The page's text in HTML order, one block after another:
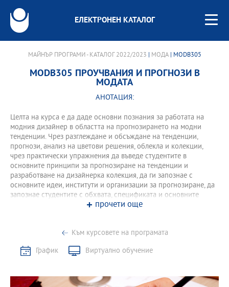
ЕЛЕКТРОНЕН КАТАЛОГ
МАЙНЪР ПРОГРАМИ - КАТАЛОГ 2022/2023 МОДА| MODB305
MODB305 ПРОУЧВАНИЯ И ПРОГНОЗИ В
МОДАТА
АНОТАЦИЯ:
Целта на курса е да даде основни познания за работата на
модния дизайнер в областта на прогнозирането на модни
тенденции. Чрез разглеждане и обсъждане на тенденции,
прогнози, анализ на цветови решения, облекла и колекции,
чрез практически упражнения да въведе студентите в
основните принципи за прогнозиране на тенденции и
разработване на дизайнерка колекция, да ги запознае с
основните идеи, институти и организации за прогнозиране, да
запознае студентите с обхвата, спецификата и основните
проблеми в областта на модните тенденции, да въведе
прочети още
Към курсовете на програмата
График
Виртуално обучение